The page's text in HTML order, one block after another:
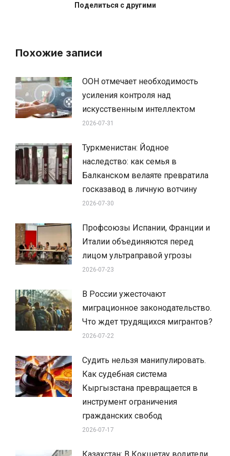
Поделиться с другими
Похожие записи
ООН отмечает необходимость
усиления контроля над
искусственным интеллектом
2026-07-31
Туркменистан: Йодное
наследство: как семья в
Балканском велаяте превратила
госказавод в личную вотчину
2026-07-30
Профсоюзы Испании, Франции и
Италии объединяются перед
лицом ультраправой угрозы
2026-07-23
В России ужесточают
миграционное законодательство.
Что ждет трудящихся мигрантов?
2026-07-22
Судить нельзя манипулировать.
Как судебная система
Кыргызстана превращается в
инструмент ограничения
гражданских свобод
2026-07-17
Казахстан: В Кокшетау водители